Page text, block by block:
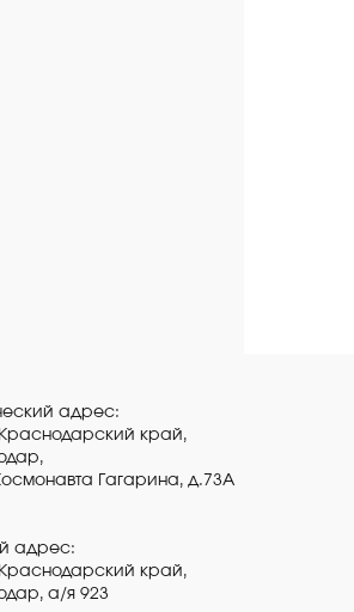
адрес:
край,
Гагарина, д.73А
адрес:
край,
а/я 923